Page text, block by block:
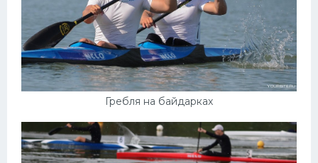
Гребля на байдарках